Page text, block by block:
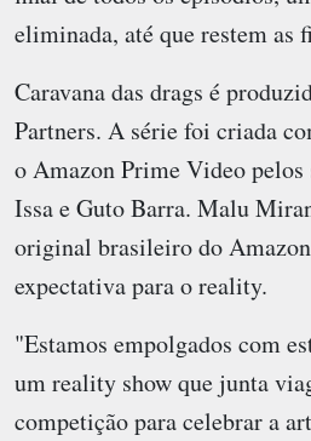
eliminada, até que restem as
Caravana das drags é
Partners. A série foi criada
o Amazon Prime Video pelos
Issa e Guto Barra. Malu
original brasileiro do
expectativa para o reality.
"Estamos empolgados com
um reality show que junta
competição para celebrar a